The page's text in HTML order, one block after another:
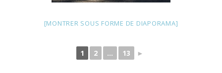
[MONTRER SOUS FORME DE DIAPORAMA]
1 2 ... 13 ►